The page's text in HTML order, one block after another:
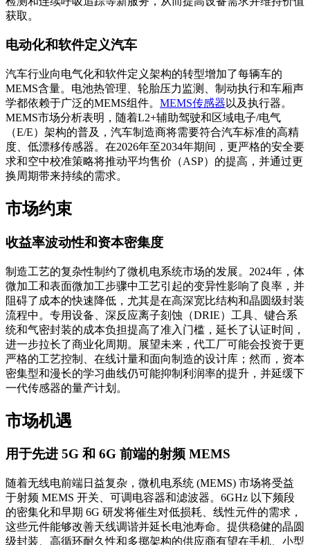
获取。
电动化和软件定义汽车
汽车行业向电气化和软件定义架构的转型增加了每辆车的
MEMS含量。电池热管理、轮胎压力监测、制动执行和车厢声
学都依赖于广泛的MEMS组件。 MEMS传感器 以及执行器。
MEMS市场分析表明，随着L2+辅助驾驶和区域电子/电气
（E/E）架构的普及，汽车制造商将需要符合汽车标准的高精
度、低漂移传感器。在2026年至2034年期间，更严格的安全要
求和空中校准策略将推动平均售价（ASP）的提高，并通过更
换周期带来持续的需求。
市场约束
收益率波动性和资本密集度
制造工艺的复杂性制约了微机电系统市场的发展。2024年，体
微加工和表面微加工步骤中工艺引起的变异性影响了良率，并
阻碍了成本的快速降低，尤其是在高深宽比结构和晶圆级封装
流程中。专用设备、深反应离子刻蚀（DRIE）工具、键合系
统和气密封装的成本负担提高了准入门槛，延长了认证时间，
进一步拉长了商业化周期。展望未来，代工厂可能会投资于更
严格的工艺控制、在线计量和面向制造的设计库；然而，资本
密集型和漫长的学习曲线仍可能抑制利润率的提升，并延缓下
一代传感器的量产计划。
市场机遇
用于先进 5G 和 6G 前端的射频 MEMS
随着无线电前端日益复杂，微机电系统 (MEMS) 市场将受益
于射频 MEMS 开关、可调电容器和滤波器。6GHz 以下频段
的密集化和早期 6G 研发将催生对低损耗、线性元件的需求，
这些元件能够改善天线调谐并延长电池寿命。提供稳健的晶圆
级封装、高循环耐久性和多掷架构的供应商有望在手机、小型